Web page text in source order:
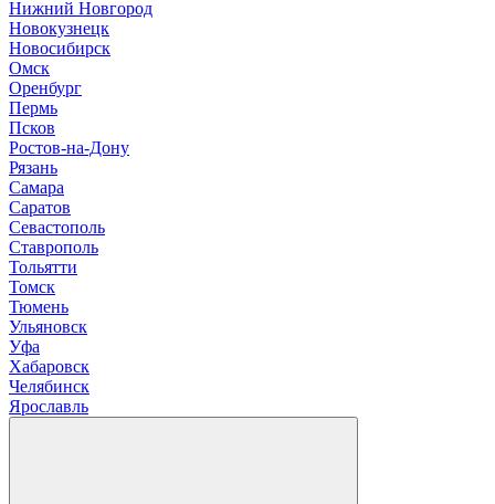
Нижний Новгород
Новокузнецк
Новосибирск
Омск
Оренбург
Пермь
Псков
Ростов-на-Дону
Рязань
Самара
Саратов
Севастополь
Ставрополь
Тольятти
Томск
Тюмень
Ульяновск
Уфа
Хабаровск
Челябинск
Ярославль